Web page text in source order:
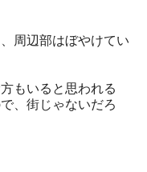
周辺部はぼやけてい
もいると思われる
、街じゃないだろ